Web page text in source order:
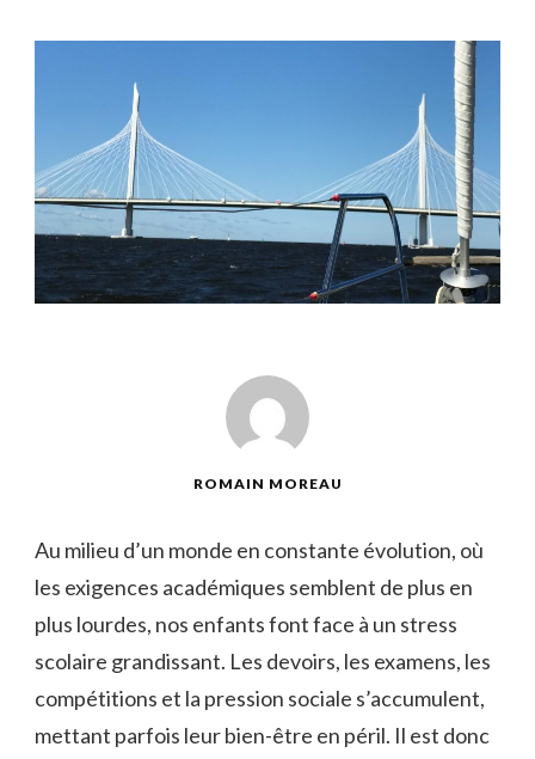
ROMAIN MOREAU
Au⁢ milieu d’un monde en constante évolution, où⁤
les exigences académiques semblent de plus en
plus lourdes, nos enfants font face à ⁤un stress
scolaire grandissant. ⁣Les devoirs, les examens, les
compétitions et ⁢la pression sociale s’accumulent,
mettant parfois leur bien-être en péril. Il est donc